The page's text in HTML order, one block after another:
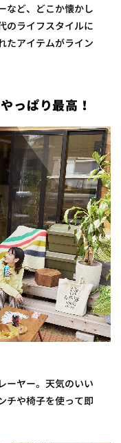
など、どこか懐かし
のライフスタイルに
たアイテムがライン
っぱり最高！
ーヤー。天気のいい
チや椅子を使って即